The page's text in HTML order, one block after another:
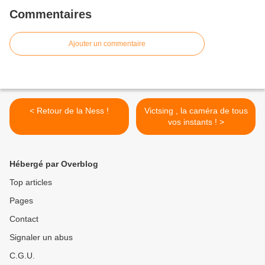
Commentaires
Ajouter un commentaire
< Retour de la Ness !
Victsing , la caméra de tous
vos instants ! >
Hébergé par Overblog
Top articles
Pages
Contact
Signaler un abus
C.G.U.